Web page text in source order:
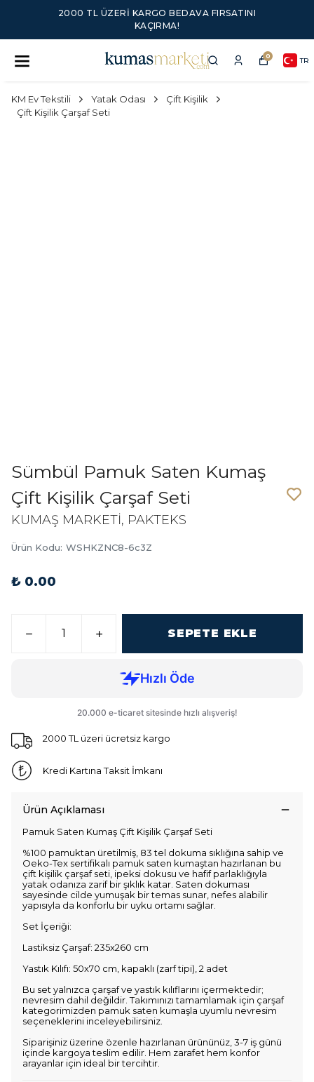
2000 TL ÜZERI KARGO BEDAVA FIRSATINI
KAÇIRMA!
0 TR
KM Ev Tekstili Yatak Odası
Çift Kişilik
Çift Kişilik Çarşaf Seti
Sümbül Pamuk Saten Kumaş
Çift Kişilik Çarşaf Seti
KUMAŞ MARKETİ, PAKTEKS
Ürün Kodu: WSHKZNC8-6c3Z
₺ 0.00
SEPETE EKLE
2000 TL üzeri ücretsiz kargo
Kredi Kartına Taksit İmkanı
Ürün Açıklaması
Pamuk Saten Kumaş Çift Kişilik Çarşaf Seti
%100 pamuktan üretilmiş, 83 tel dokuma sıklığına sahip ve
Oeko-Tex sertifikalı pamuk saten kumaştan hazırlanan bu
çift kişilik çarşaf seti, ipeksi dokusu ve hafif parlaklığıyla
yatak odanıza zarif bir şıklık katar. Saten dokuması
sayesinde cilde yumuşak bir temas sunar, nefes alabilir
yapısıyla da konforlu bir uyku ortamı sağlar.
Set İçeriği:
Lastiksiz Çarşaf: 235x260 cm
Yastık Kılıfı: 50x70 cm, kapaklı (zarf tipi), 2 adet
Bu set yalnızca çarşaf ve yastık kılıflarını içermektedir;
nevresim dahil değildir. Takımınızı tamamlamak için çarşaf
kategorimizden pamuk saten kumaşla uyumlu nevresim
seçeneklerini inceleyebilirsiniz.
Siparişiniz üzerine özenle hazırlanan ürününüz, 3-7 iş günü
içinde kargoya teslim edilir. Hem zarafet hem konfor
arayanlar için ideal bir tercihtir.